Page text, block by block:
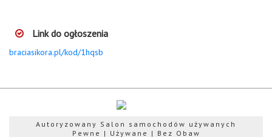
Link do ogłoszenia
braciasikora.pl/kod/1hqsb
Autoryzowany Salon samochodów używanych
Pewne | Używane | Bez Obaw